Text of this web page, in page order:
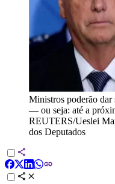
Ministros poderão dar
— ou seja: até a
REUTERS/Ueslei
dos Deputados